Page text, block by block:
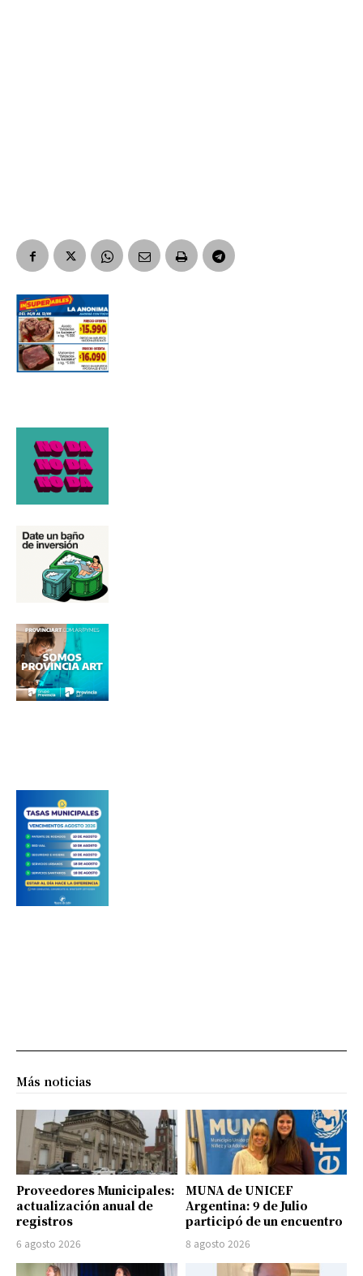
Número de teléfono
Más noticias
Proveedores Municipales:
actualización anual de
registros
6 agosto 2026
MUNA de UNICEF
Argentina: 9 de Julio
participó de un encuentro
8 agosto 2026